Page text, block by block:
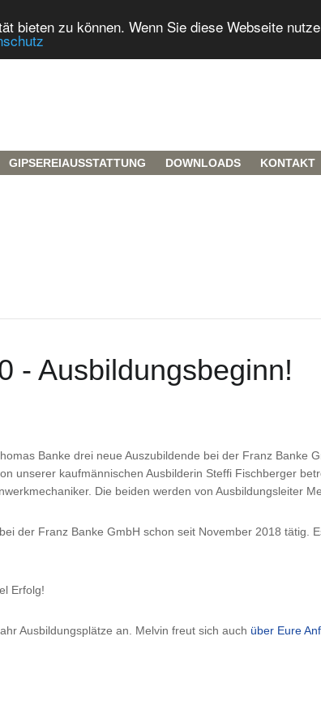
bieten zu können. Wenn Sie diese Webseite
GIPSEREIAUSSTATTUNG DOWNLOADS KONTAKT
- Ausbildungsbeginn!
Banke drei neue Auszubildende bei der Franz Banke
unserer kaufmännischen Ausbilderin Steffi Fischberger
Die beiden werden von Ausbildungsleiter
der Franz Banke GmbH schon seit November 2018 tätig.
Erfolg!
Ausbildungsplätze an. Melvin freut sich auch über Eure